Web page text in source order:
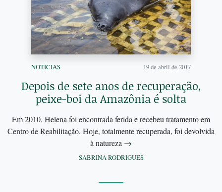
NOTÍCIAS 19 de abril de 2017
Depois de sete anos de recuperação,
peixe-boi da Amazônia é solta
Em 2010, Helena foi encontrada ferida e recebeu tratamento em
Centro de Reabilitação. Hoje, totalmente recuperada, foi devolvida
à natureza →
SABRINA RODRIGUES